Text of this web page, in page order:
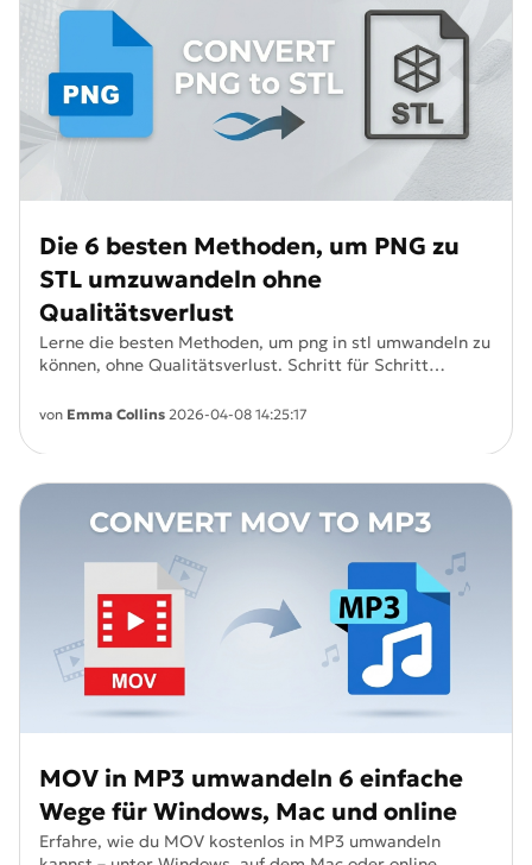
Die 6 besten Methoden, um PNG zu
STL umzuwandeln ohne
Qualitätsverlust
Lerne die besten Methoden, um png in stl umwandeln zu
können, ohne Qualitätsverlust. Schritt für Schritt
Konvertierung.
von Emma Collins 2026-04-08 14:25:17
MOV in MP3 umwandeln 6 einfache
Wege für Windows, Mac und online
Erfahre, wie du MOV kostenlos in MP3 umwandeln